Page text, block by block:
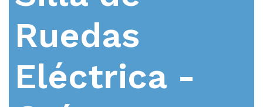
Ruedas
Eléctrica -